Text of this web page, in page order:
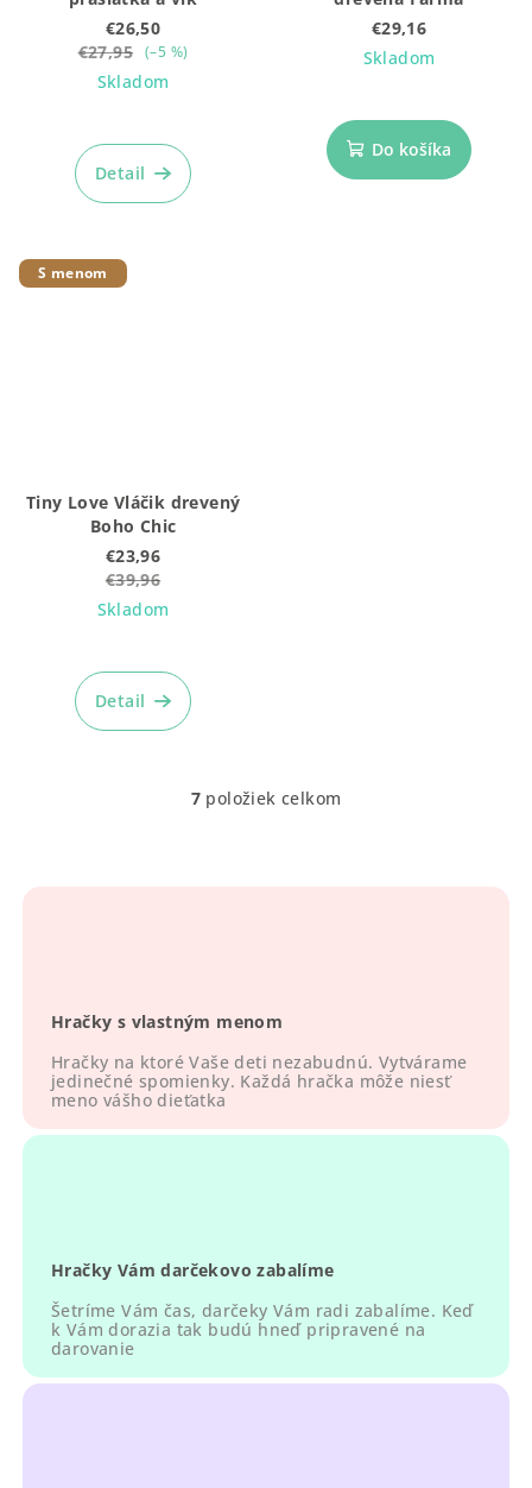
€26,50
€27,95 (–5 %)
Skladom
Detail
€29,16
Skladom
Do košíka
S menom
Tiny Love Vláčik drevený
Boho Chic
€23,96
€39,96
Skladom
Detail
O
e
p
r
k
i
s
u
7 položiek celkom
Hračky s vlastným menom
Hračky na ktoré Vaše deti nezabudnú. Vytvárame
jedinečné spomienky. Každá hračka môže niesť
meno vášho dieťatka
Hračky Vám darčekovo zabalíme
Šetríme Vám čas, darčeky Vám radi zabalíme. Keď
k Vám dorazia tak budú hneď pripravené na
darovanie